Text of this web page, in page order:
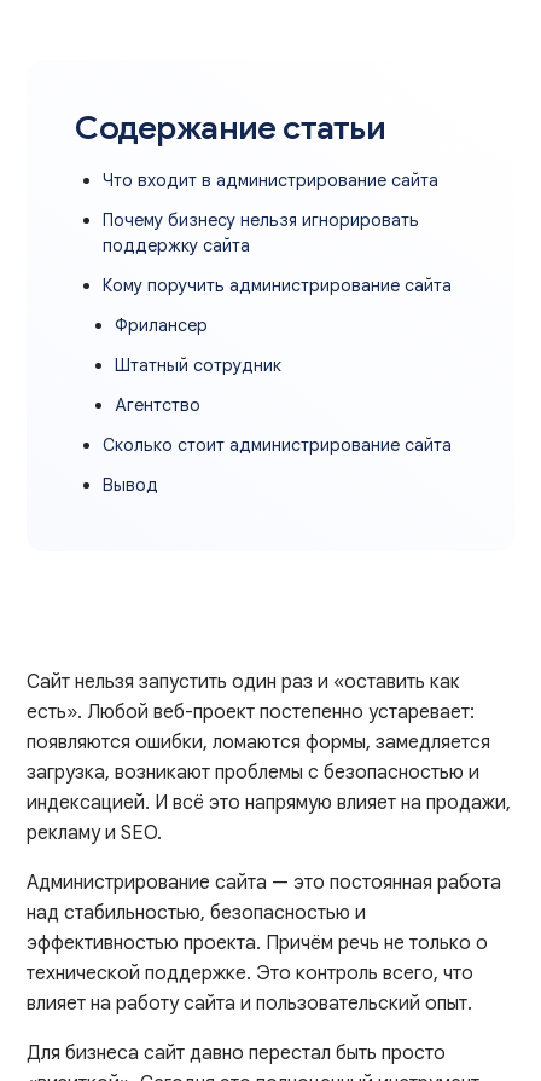
Содержание статьи
Что входит в администрирование сайта
Почему бизнесу нельзя игнорировать
поддержку сайта
Кому поручить администрирование сайта
Фрилансер
Штатный сотрудник
Агентство
Сколько стоит администрирование сайта
Вывод
Сайт нельзя запустить один раз и «оставить как
есть». Любой веб-проект постепенно устаревает:
появляются ошибки, ломаются формы, замедляется
загрузка, возникают проблемы с безопасностью и
индексацией. И всё это напрямую влияет на продажи,
рекламу и SEO.
Администрирование сайта — это постоянная работа
над стабильностью, безопасностью и
эффективностью проекта. Причём речь не только о
технической поддержке. Это контроль всего, что
влияет на работу сайта и пользовательский опыт.
Для бизнеса сайт давно перестал быть просто